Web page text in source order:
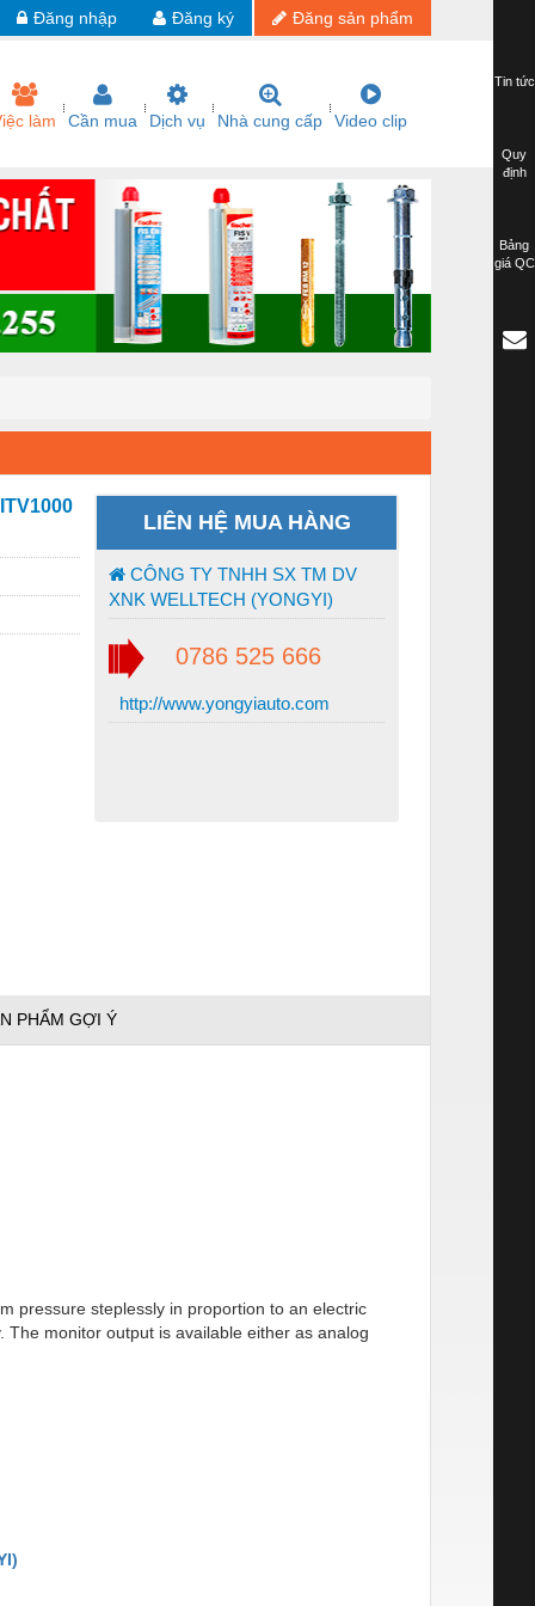
Đăng sản phẩm
Đăng ký
Đăng nhập
làm Cần mua Dịch vụ Nhà cung cấp Video clip
LIÊN HỆ MUA HÀNG
CÔNG TY TNHH SX TM DV
XNK WELLTECH (YONGYI)
0786 525 666
http://www.yongyiauto.com
PHẨM GỢI Ý
pressure steplessly in proportion to an electric
monitor output is available either as analog
Tin tức
Quy
định
Bảng
giá QC